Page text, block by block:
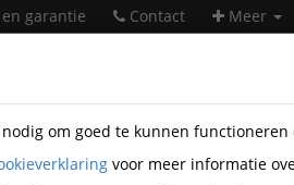
garantie Contact Meer
Perel
om goed te kunnen
voor meer informatie